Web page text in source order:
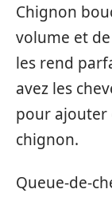
Chignon
volume et
les rend
avez les
pour ajouter
chignon.
Queue-de-